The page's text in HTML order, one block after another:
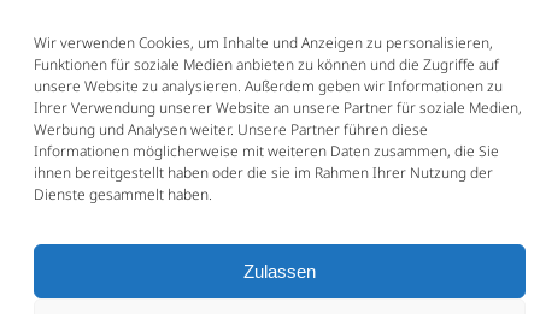
Wir verwenden Cookies, um Inhalte und Anzeigen zu personalisieren,
Funktionen für soziale Medien anbieten zu können und die Zugriffe auf
unsere Website zu analysieren. Außerdem geben wir Informationen zu
Ihrer Verwendung unserer Website an unsere Partner für soziale Medien,
Werbung und Analysen weiter. Unsere Partner führen diese
Informationen möglicherweise mit weiteren Daten zusammen, die Sie
ihnen bereitgestellt haben oder die sie im Rahmen Ihrer Nutzung der
Dienste gesammelt haben.
Zulassen